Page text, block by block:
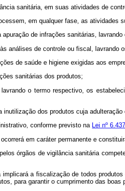
sanitária, em suas atividades de
em qualquer fase, as
apuração de infrações sanitárias,
análises de controle ou fiscal, lavrando
de saúde e higiene exigidas aos
sanitárias dos produtos;
o termo respectivo, os
dos produtos cuja
conforme previsto na Lei nº
em caráter permanente e
órgãos de vigilância sanitária
a fiscalização de todos
para garantir o cumprimento das